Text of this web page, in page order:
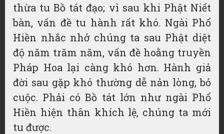
thừa tu Bồ tát đạo; vì sau khi Phật Niết
bàn, vấn đề tu hành rất khó. Ngài Phổ
Hiền nhắc nhở chúng ta sau Phật diệt
độ năm trăm năm, vấn đề hoằng truyền
Pháp Hoa lại càng khó hơn. Hành giả
đời sau gặp khó thường dễ nản lòng, bỏ
cuộc. Phải có Bồ tát lớn như ngài Phổ
Hiền hiện thân khích lệ, chúng ta mới
tu được.